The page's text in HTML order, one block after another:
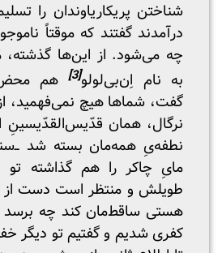
شناختن پریکاریاوندان را
درآمدند گفتند که موقتاً
چه می‌شود. از این‌ها گذشته،
به نام اِن‌بی‌لولو[3] هم محض
گفت، شماها هیچ نمی‌فهمید،
نرگال، همان قدّیس‌القدّیسینِ
نطفه‌‌یِ همه‌مان بسته شد‌‌
مایِ چاکر را هم گذاشته تو
طویلش و منتظر است دست از
هستی ساقط‌مان کند چه برسد
کفری شدیم و گفتیم تو دیگر